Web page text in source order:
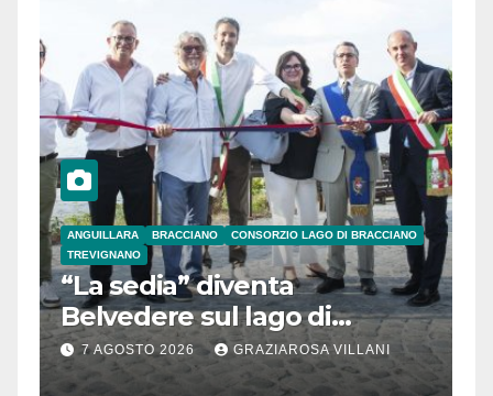
ANGUILLARA BRACCIANO
CONSORZIO LAGO DI BRACCIANO
TREVIGNANO
“La sedia” diventa
Belvedere sul lago di
Bracciano: ieri
l’inaugurazione
7 AGOSTO 2026 GRAZIAROSA VILLANI